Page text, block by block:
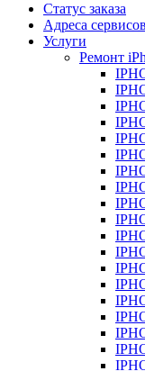
Статус заказа
Адреса сервисов
Услуги
Ремонт